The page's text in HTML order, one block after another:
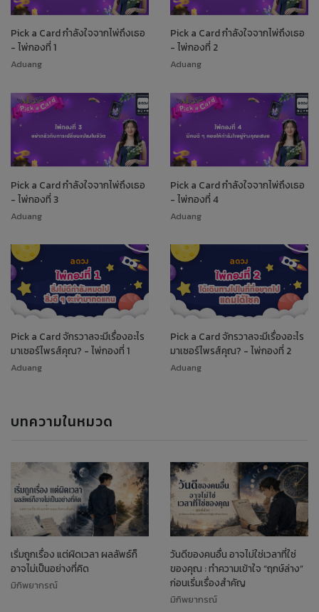
Pick a Card กำลังใจจากไพ่ถึงเธอ
- ไพ่กองที่ 1
Aduang
Pick a Card กำลังใจจากไพ่ถึงเธอ
- ไพ่กองที่ 2
Aduang
Pick a Card กำลังใจจากไพ่ถึงเธอ
- ไพ่กองที่ 3
Aduang
Pick a Card กำลังใจจากไพ่ถึงเธอ
- ไพ่กองที่ 4
Aduang
Pick a Card จักรวาลจะมีเรื่องอะไร
มาเซอร์ไพรส์คุณ? - ไพ่กองที่ 1
Aduang
Pick a Card จักรวาลจะมีเรื่องอะไร
มาเซอร์ไพรส์คุณ? - ไพ่กองที่ 2
Aduang
บทความในหมวด
เริ่มถูกเรื่อง แต่ผิดเวลา ผลลัพธ์ก็
อาจไม่เป็นอย่างที่คิด
มิกิพยากรณ์
วันดีของคนอื่น อาจไม่ใช่เวลาที่ใช่
ของคุณ : ทำความเข้าใจ “ฤกษ์ล่าง”
ก่อนเริ่มเรื่องสำคัญ
มิกิพยากรณ์